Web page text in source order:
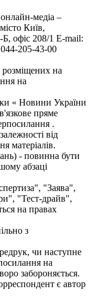
медіа –
Київ,
офіс 208/1 E-mail:
205-43-00
розміщених на
на
« Новини України
пряме
.
від
матеріалів.
- повинна бути
абзаці
"Заява",
"Тест-драйв",
на правах
з
чи наступне
на
забороняється.
є автор